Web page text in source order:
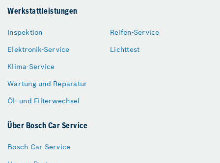
Werkstattleistungen
Inspektion
Elektronik-Service
Klima-Service
Wartung und Reparatur
Öl- und Filterwechsel
Reifen-Service
Lichttest
Über Bosch Car Service
Bosch Car Service